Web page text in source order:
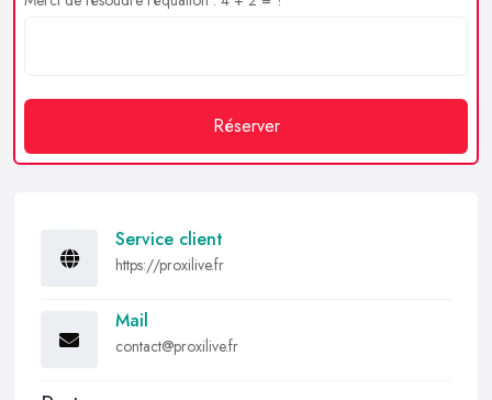
Réserver
Service client
https://proxilive.fr
Mail
contact@proxilive.fr